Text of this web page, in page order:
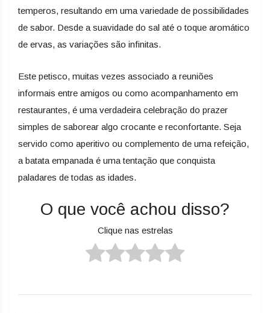
temperos, resultando em uma variedade de possibilidades
de sabor. Desde a suavidade do sal até o toque aromático
de ervas, as variações são infinitas.
Este petisco, muitas vezes associado a reuniões
informais entre amigos ou como acompanhamento em
restaurantes, é uma verdadeira celebração do prazer
simples de saborear algo crocante e reconfortante. Seja
servido como aperitivo ou complemento de uma refeição,
a batata empanada é uma tentação que conquista
paladares de todas as idades.
O que você achou disso?
Clique nas estrelas